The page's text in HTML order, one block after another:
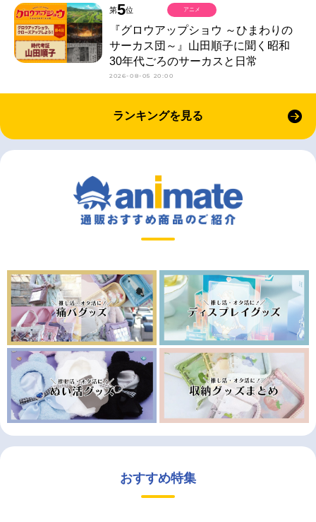
第5位
『グロウアップショウ ～ひまわりの
サーカス団～』山田順子に聞く昭和
30年代ごろのサーカスと日常
2026-08-05 20:00
アニメ
ランキングを見る
おすすめ特集